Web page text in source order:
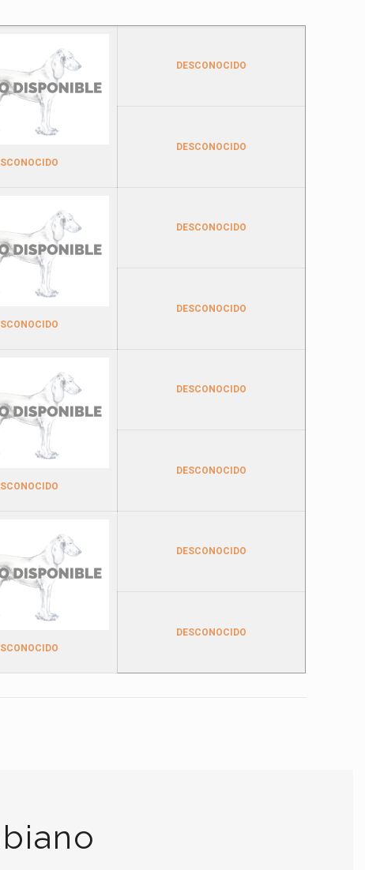
DESCONOCIDO
DESCONOCIDO
DESCONOCIDO
DESCONOCIDO
DESCONOCIDO
DESCONOCIDO
DESCONOCIDO
DESCONOCIDO